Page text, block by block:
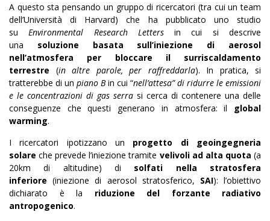
A questo sta pensando un gruppo di ricercatori (tra cui un team
dell’Università di Harvard) che ha pubblicato uno studio
suEnvironmental Research Lettersin cui si descrive
una soluzione basata sull’iniezione di aerosol
nell’atmosfera per bloccare il surriscaldamento
terrestre (in altre parole, per raffreddarla). In pratica, si
tratterebbe di un piano Bin cui “nell’attesa” di ridurre le emissioni
e le concentrazioni di gas serra si cerca di contenere una delle
conseguenze che questi generano in atmosfera: il global
warming.
I ricercatori ipotizzano un progetto di geoingegneria
solare che prevede l’iniezione tramite velivoli ad alta quota (a
20km di altitudine) di solfati nella stratosfera
inferiore (iniezione di aerosol stratosferico, SAI): l’obiettivo
dichiarato è la riduzione del forzante radiativo
antropogenico.